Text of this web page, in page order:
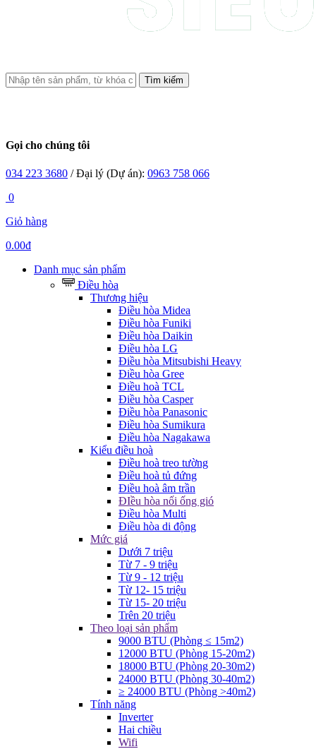
Tìm kiếm
Gọi cho chúng tôi
034 223 3680 / Đại lý (Dự án): 0963 758 066
0
Giỏ hàng
0.00đ
Danh mục sản phẩm
Điều hòa
Thương hiệu
Điều hòa Midea
Điều hòa Funiki
Điều hòa Daikin
Điều hòa LG
Điều hòa Mitsubishi Heavy
Điều hòa Gree
Điều hoà TCL
Điều hòa Casper
Điều hòa Panasonic
Điều hòa Sumikura
Điều hòa Nagakawa
Kiểu điều hoà
Điều hoà treo tường
Điều hoà tủ đứng
Điều hoà âm trần
ĐIều hòa nối ống gió
Điều hòa Multi
Điều hòa di động
Mức giá
Dưới 7 triệu
Từ 7 - 9 triệu
Từ 9 - 12 triệu
Từ 12- 15 triệu
Từ 15- 20 triệu
Trên 20 triệu
Theo loại sản phẩm
9000 BTU (Phòng ≤ 15m2)
12000 BTU (Phòng 15-20m2)
18000 BTU (Phòng 20-30m2)
24000 BTU (Phòng 30-40m2)
≥ 24000 BTU (Phòng >40m2)
Tính năng
Inverter
Hai chiều
Wifi